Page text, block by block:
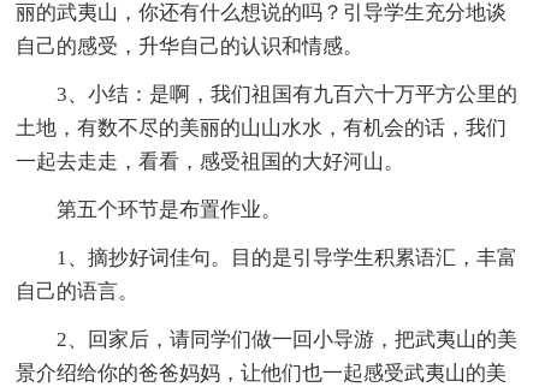
丽的武夷山，你还有什么想说的吗？引导学生充分地谈
自己的感受，升华自己的认识和情感。
3、小结：是啊，我们祖国有九百六十万平方公里的
土地，有数不尽的美丽的山山水水，有机会的话，我们
一起去走走，看看，感受祖国的大好河山。
第五个环节是布置作业。
1、摘抄好词佳句。目的是引导学生积累语汇，丰富
自己的语言。
2、回家后，请同学们做一回小导游，把武夷山的美
景介绍给你的爸爸妈妈，让他们也一起感受武夷山的美